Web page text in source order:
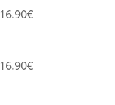
16.90€
16.90€